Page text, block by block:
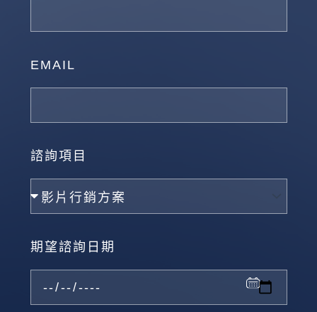
EMAIL
諮詢項目
期望諮詢日期